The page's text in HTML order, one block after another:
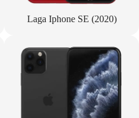
Laga Iphone SE (2020)